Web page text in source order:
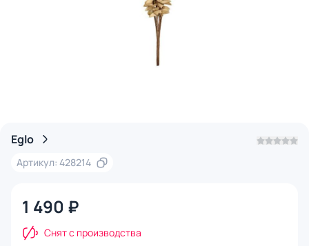
Eglo
Артикул: 428214
1 490 ₽
Снят с производства